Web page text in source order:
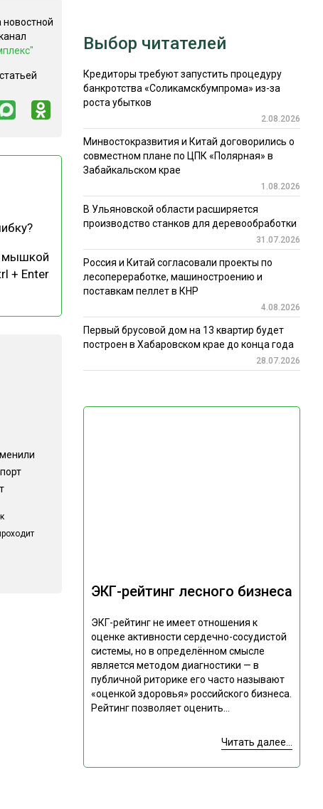
новостной
мышкой
+ Enter
ЭКГ-рейтинг лесного бизнеса
ЭКГ-рейтинг не имеет отношения к
оценке активности сердечно-сосудистой
системы, но в определённом смысле
является методом диагностики — в
публичной риторике его часто называют
«оценкой здоровья» российского бизнеса.
Рейтинг позволяет оценить...
Читать далее...
Выбор читателей
Кредиторы требуют запустить процедуру
банкротства «Соликамскбумпрома» из-за
роста убытков
2.08.2026
Минвостокразвития и Китай договорились о
совместном плане по ЦПК «Полярная» в
Забайкальском крае
1.08.2026
В Ульяновской области расширяется
производство станков для деревообработки
31.07.2026
Россия и Китай согласовали проекты по
лесопереработке, машиностроению и
поставкам пеллет в КНР
4.08.2026
Первый брусовой дом на 13 квартир будет
построен в Хабаровском крае до конца года
28.07.2026